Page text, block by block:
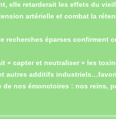
elle retarderait les effets du
artérielle et combat la
recherches éparses confirment
« capter et neutraliser » les
autres additifs
de nos émonctoires : nos reins,